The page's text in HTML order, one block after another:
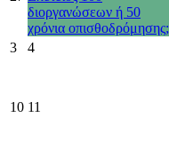
διοργανώσεων ή 50
χρόνια οπισθοδρόμησης;
3 4
10 11